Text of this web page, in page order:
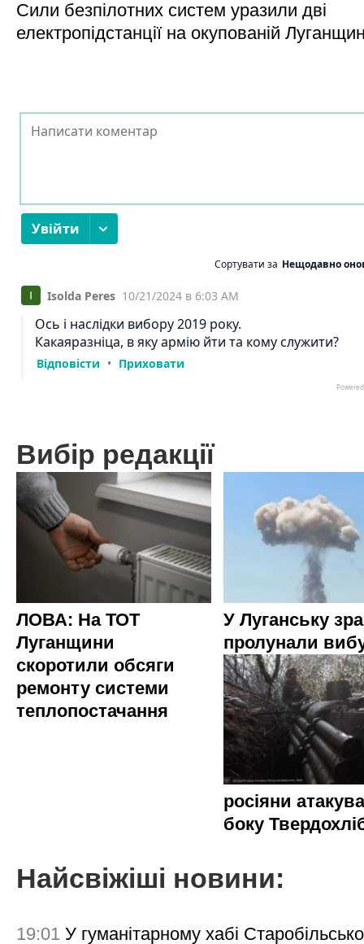
Сили безпілотних систем уразили дві
електропідстанції на окупованій
Вибір редакції
ЛОВА: На ТОТ
Луганщини
скоротили обсяги
ремонту системи
теплопостачання
У Луганську
пролунали
росіяни
боку
Найсвіжіші новини:
19:01 У гуманітарному хабі